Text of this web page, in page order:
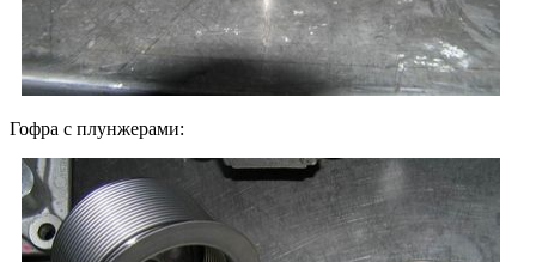
Гофра с плунжерами: